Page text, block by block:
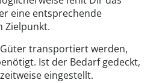
eine entsprechende
Zielpunkt.
transportiert werden,
Ist der Bedarf gedeckt,
eingestellt.